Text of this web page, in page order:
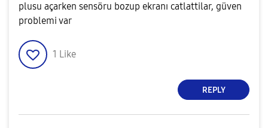
plusu açarken sensöru bozup ekranı catlattilar, güven
problemi var
1 Like
REPLY